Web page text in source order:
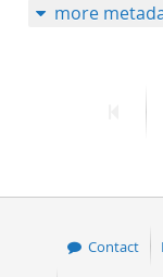
more
Contact